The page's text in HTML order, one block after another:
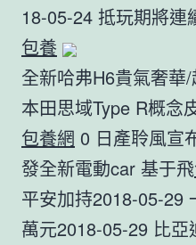
18-05-24 抵玩期將
包養
全新哈弗H6貴氣奢華
本田思域Type R概念
包養網 0 日產聆風宣
發全新電動car 基于飛
平安加持2018-05-29
萬元2018-05-29 比